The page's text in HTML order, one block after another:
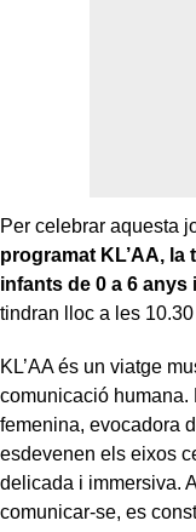
Per celebrar aquesta
programat KL’AA,
infants de 0 a 6 anys
tindran lloc a les
KL’AA és un viatge
comunicació
femenina, evocadora
esdevenen els eixos
delicada i immersiva.
comunicar-se, es